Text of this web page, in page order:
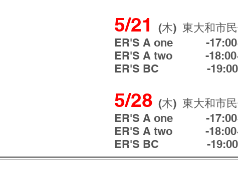
5/21
(木) 東大和市
ER'S A one -
ER'S A two -
ER'S BC -
5/28 (木) 東大和市
ER'S A one -
ER'S A two -
ER'S BC -